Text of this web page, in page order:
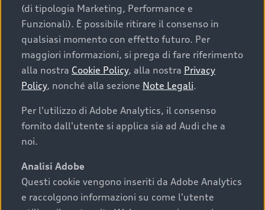
Cosa sapere prima di
acquistare la tua prossima
auto
I requisiti fondamentali da considerare prima di
acquistare un’auto usata, oltre al prezzo e all'aspetto,
chilometraggio: un valore contenuto corrisponde a
uno stato migliore del veicolo e a una maggiore
(di tipologia Marketing, Performance e
Funzionali). È possibile ritirare il consenso in
qualsiasi momento con effetto futuro. Per
maggiori informazioni, si prega di fare riferimento
alla nostra Cookie Policy, alla nostra Privacy
Policy, nonché alla sezione Note Legali.
Per l'utilizzo di Adobe Analytics, il consenso
fornito dall'utente si applica sia ad Audi che a
noi.
Analisi Adobe
Questi cookie vengono inseriti da Adobe Analytics
e raccolgono informazioni su come l'utente